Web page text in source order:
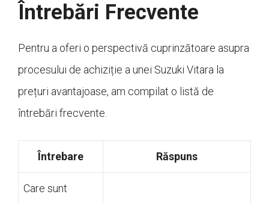
Întrebări Frecvente
Pentru a oferi o perspectivă cuprinzătoare asupra
procesului de achiziție a unei Suzuki Vitara la
prețuri avantajoase, am compilat o listă de
întrebări frecvente.
Întrebare Răspuns
Care sunt